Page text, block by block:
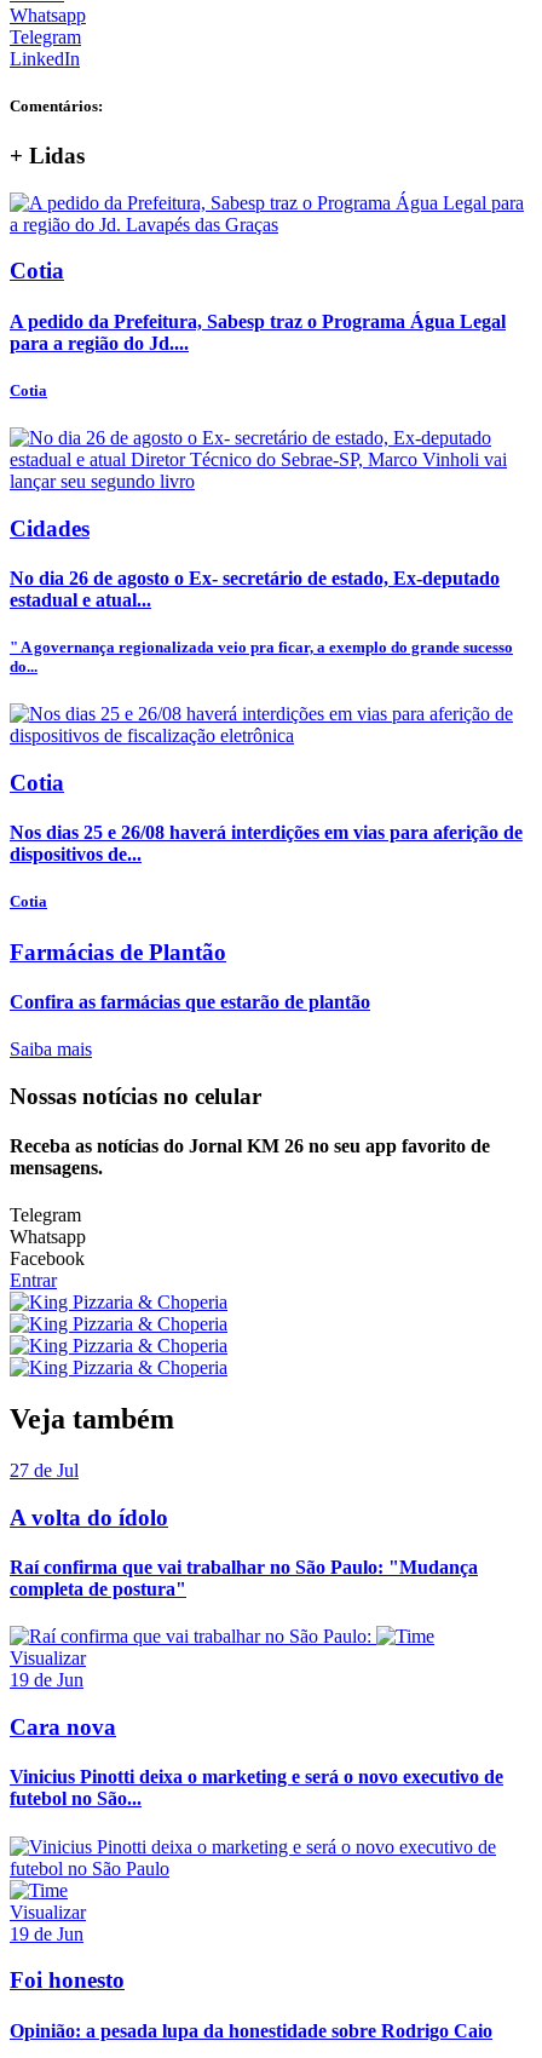
Whatsapp
Telegram
LinkedIn
Comentários:
+ Lidas
Cotia
A pedido da Prefeitura, Sabesp traz o Programa Água Legal
para a região do Jd....
Cotia
Cidades
No dia 26 de agosto o Ex- secretário de estado, Ex-deputado
estadual e atual...
" A governança regionalizada veio pra ficar, a exemplo do grande sucesso
do...
Cotia
Nos dias 25 e 26/08 haverá interdições em vias para aferição de
dispositivos de...
Cotia
Farmácias de Plantão
Confira as farmácias que estarão de plantão
Saiba mais
Nossas notícias no celular
Receba as notícias do Jornal KM 26 no seu app favorito de
mensagens.
Telegram
Whatsapp
Facebook
Entrar
Veja também
27 de Jul
A volta do ídolo
Raí confirma que vai trabalhar no São Paulo: "Mudança
completa de postura"
Visualizar
19 de Jun
Cara nova
Vinicius Pinotti deixa o marketing e será o novo executivo de
futebol no São...
Visualizar
19 de Jun
Foi honesto
Opinião: a pesada lupa da honestidade sobre Rodrigo Caio